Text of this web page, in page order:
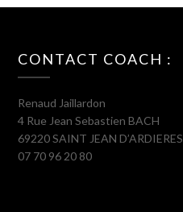
CONTACT COACH :
Renaud Jaillardon
4 Rue Jean Sebastien BACH
69220 SAINT JEAN D’ARDIERES
07 70 96 20 80